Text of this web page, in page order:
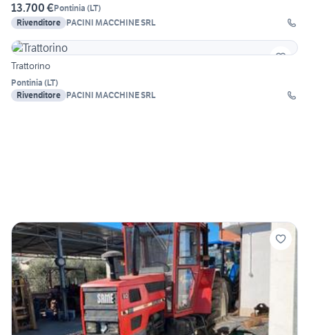
13.700 €Pontinia (LT)
Rivenditore PACINI MACCHINE SRL
Trattorino
Pontinia (LT)
Rivenditore PACINI MACCHINE SRL